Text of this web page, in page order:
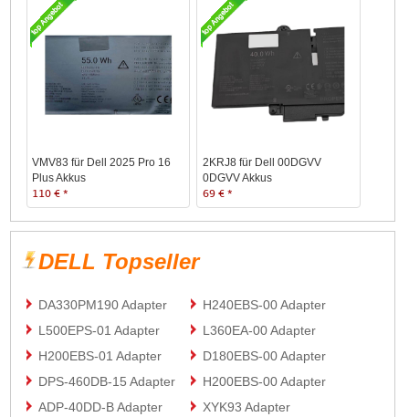
VMV83 für Dell 2025 Pro 16
Plus Akkus
110 € *
2KRJ8 für Dell 00DGVV
0DGVV Akkus
69 € *
DELL Topseller
DA330PM190 Adapter
H240EBS-00 Adapter
L500EPS-01 Adapter
L360EA-00 Adapter
H200EBS-01 Adapter
D180EBS-00 Adapter
DPS-460DB-15 Adapter
H200EBS-00 Adapter
ADP-40DD-B Adapter
XYK93 Adapter